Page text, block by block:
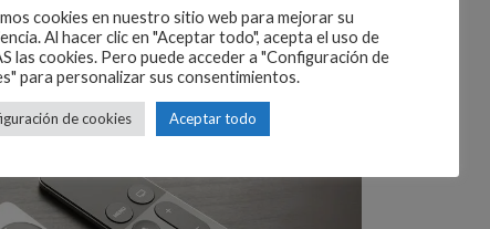
diferente.
cookies en nuestro sitio web para mejorar su
Al hacer clic en "Aceptar todo", acepta el uso de
las cookies. Pero puede acceder a "Configuración de
para personalizar sus consentimientos.
de cookies Aceptar todo